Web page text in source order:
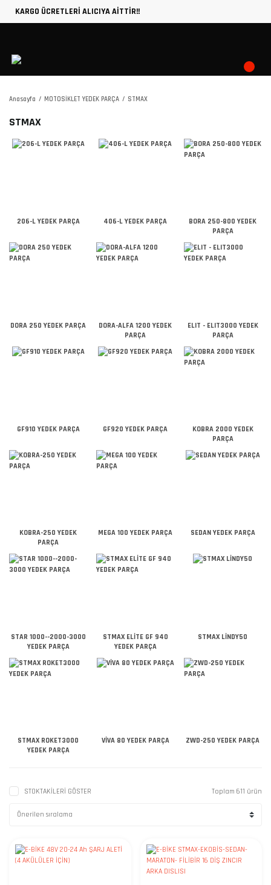
KARGO ÜCRETLERİ ALICIYA AİTTİR!!
Anasayfa MOTOSİKLET YEDEK PARÇA STMAX
STMAX
206-L YEDEK PARÇA 406-L YEDEK PARÇA
BORA 250-800 YEDEK
PARÇA
DORA 250 YEDEK PARÇA
DORA-ALFA 1200 YEDEK
PARÇA
ELIT - ELIT3000 YEDEK
PARÇA
GF910 YEDEK PARÇA GF920 YEDEK PARÇA
KOBRA 2000 YEDEK
PARÇA
KOBRA-250 YEDEK
PARÇA
MEGA 100 YEDEK PARÇA SEDAN YEDEK PARÇA
STAR 1000--2000-3000
YEDEK PARÇA
STMAX ELİTE GF 940
YEDEK PARÇA
STMAX LİNDY50
STMAX ROKET3000
YEDEK PARÇA
VİVA 80 YEDEK PARÇA ZWD-250 YEDEK PARÇA
STOKTAKİLERİ GÖSTER Toplam 611 ürün